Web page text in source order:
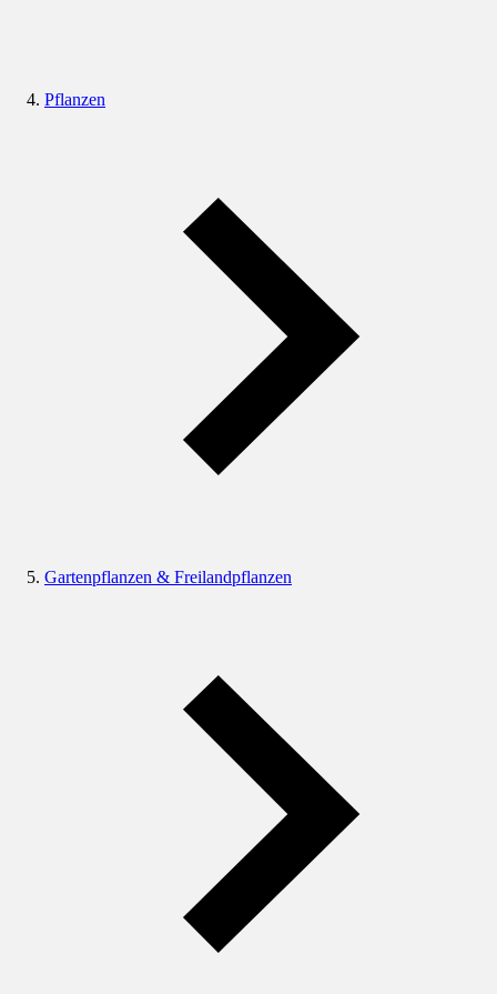
Pflanzen
Gartenpflanzen & Freilandpflanzen